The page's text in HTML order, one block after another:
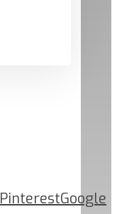
PinterestGoogle